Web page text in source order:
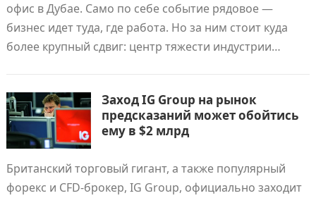
офис в Дубае. Само по себе событие рядовое —
бизнес идет туда, где работа. Но за ним стоит куда
более крупный сдвиг: центр тяжести индустрии…
Заход IG Group на рынок
предсказаний может обойтись
ему в $2 млрд
Британский торговый гигант, а также популярный
форекс и CFD-брокер, IG Group, официально заходит